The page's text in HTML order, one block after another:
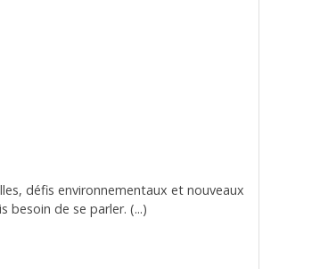
défis environnementaux et nouveaux
besoin de se parler. (...)